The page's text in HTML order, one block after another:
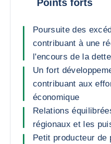
Points forts
Poursuite des
contribuant à une
l'encours de la
Un fort
contribuant aux
économique
Relations
régionaux et les
Petit producteur de